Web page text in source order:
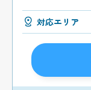
対応エリア